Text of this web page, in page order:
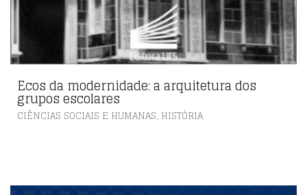
Ecos da modernidade: a arquitetura dos
grupos escolares
CIÊNCIAS SOCIAIS E HUMANAS, HISTÓRIA